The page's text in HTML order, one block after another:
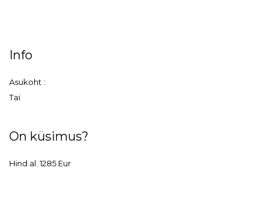
Info
Asukoht :
Tai
On küsimus?
Hind al. 1285 Eur